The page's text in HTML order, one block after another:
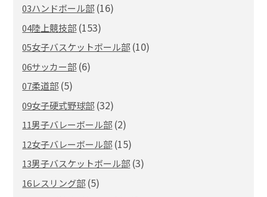
03ハンドボール部 (16)
04陸上競技部 (153)
05女子バスケットボール部 (10)
06サッカー部 (6)
07柔道部 (5)
09女子硬式野球部 (32)
11男子バレーボール部 (2)
12女子バレーボール部 (15)
13男子バスケットボール部 (3)
16レスリング部 (5)